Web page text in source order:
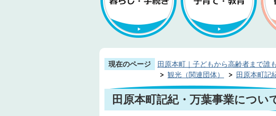
現在のページ 田原本町｜子どもから高齢者まで誰
観光（関連団体）
田原本町記
田原本町記紀・万葉事業につい